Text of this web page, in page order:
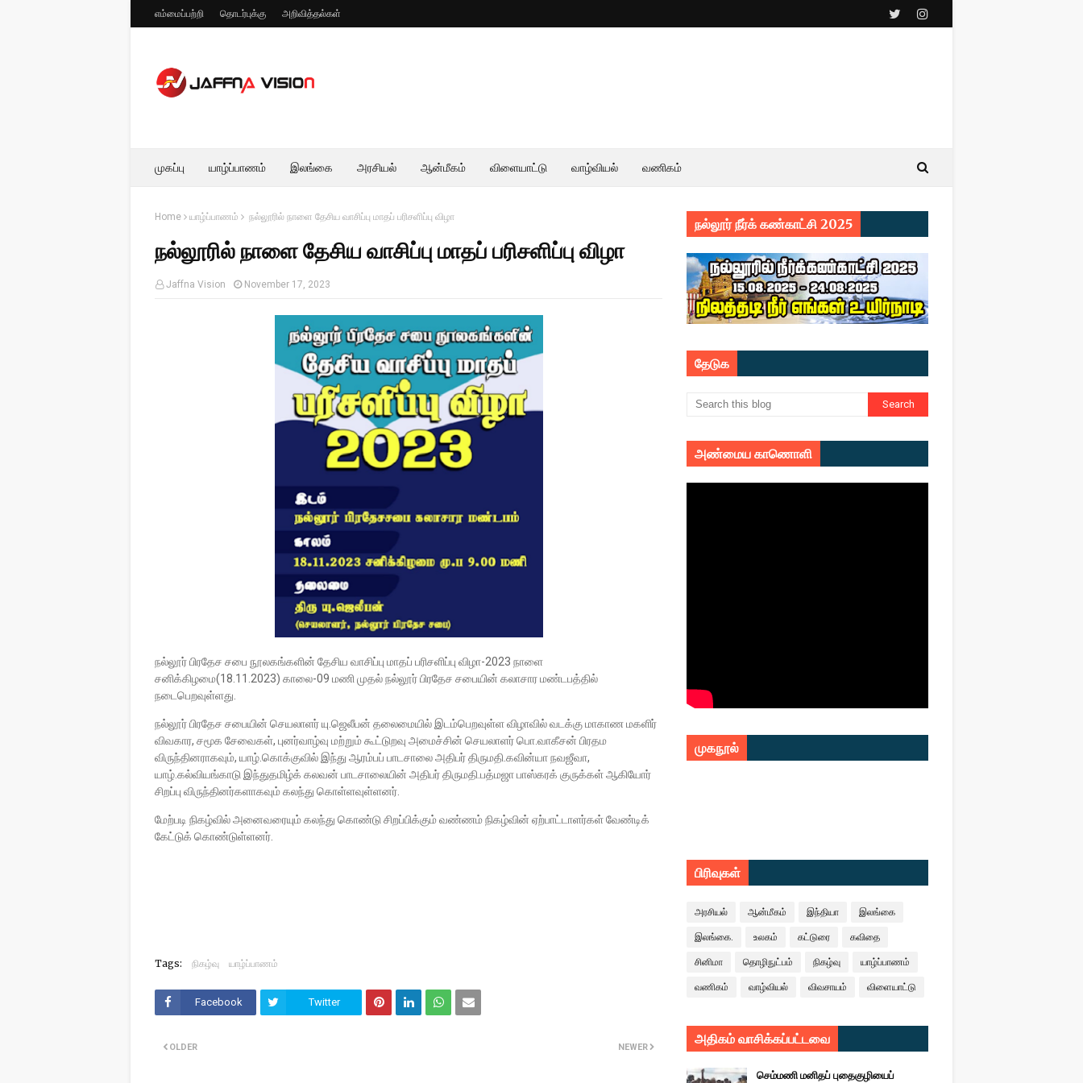
எம்மைப்பற்றி தொடர்புக்கு அறிவித்தல்கள்
முகப்பு யாழ்ப்பாணம் இலங்கை அரசியல் ஆன்மீகம் விளையாட்டு வாழ்வியல் வணிகம்
Home யாழ்ப்பாணம் நல்லூரில் நாளை தேசிய வாசிப்பு மாதப் பரிசளிப்பு விழா
நல்லூரில் நாளை தேசிய வாசிப்பு மாதப் பரிசளிப்பு விழா
Jaffna Vision November 17, 2023
நல்லூர் பிரதேச சபை நூலகங்களின் தேசிய வாசிப்பு மாதப் பரிசளிப்பு விழா-2023 நாளை
சனிக்கிழமை(18.11.2023) காலை-09 மணி முதல் நல்லூர் பிரதேச சபையின் கலாசார மண்டபத்தில்
நடைபெறவுள்ளது.
நல்லூர் பிரதேச சபையின் செயலாளர் யு.ஜெலீபன் தலைமையில் இடம்பெறவுள்ள விழாவில் வடக்கு மாகாண மகளிர்
விவகார, சமூக சேவைகள், புனர்வாழ்வு மற்றும் கூட்டுறவு அமைச்சின் செயலாளர் பொ.வாகீசன் பிரதம
விருந்தினராகவும், யாழ்.கொக்குவில் இந்து ஆரம்பப் பாடசாலை அதிபர் திருமதி.கவின்யா நவஜீவா,
யாழ்.கல்வியங்காடு இந்துதமிழ்க் கலவன் பாடசாலையின் அதிபர் திருமதி.பத்மஜா பாஸ்கரக் குருக்கள் ஆகியோர்
சிறப்பு விருந்தினர்களாகவும் கலந்து கொள்ளவுள்ளனர்.
மேற்படி நிகழ்வில் அனைவரையும் கலந்து கொண்டு சிறப்பிக்கும் வண்ணம் நிகழ்வின் ஏற்பாட்டாளர்கள் வேண்டிக்
கேட்டுக் கொண்டுள்ளனர்.
Tags: நிகழ்வு யாழ்ப்பாணம்
Facebook Twitter
NEWER
OLDER
நல்லூர் நீர்க் கண்காட்சி 2025
தேடுக
அண்மைய காணொளி
முகநூல்
பிரிவுகள்
அரசியல் ஆன்மீகம் இந்தியா இலங்கை
இலங்கை. உலகம் கட்டுரை கவிதை
சினிமா தொழிநுட்பம் நிகழ்வு யாழ்ப்பாணம்
வணிகம் வாழ்வியல் விவசாயம் விளையாட்டு
அதிகம் வாசிக்கப்பட்டவை
செம்மணி மனிதப் புதைகுழியைப்